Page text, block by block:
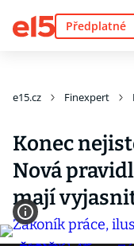
Předplatné
e15.cz Finexpert
Konec
Nová
mají